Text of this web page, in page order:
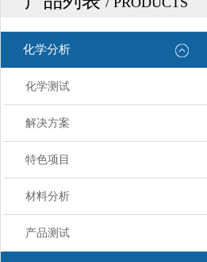
化学分析
化学测试
解决方案
特色项目
材料分析
产品测试